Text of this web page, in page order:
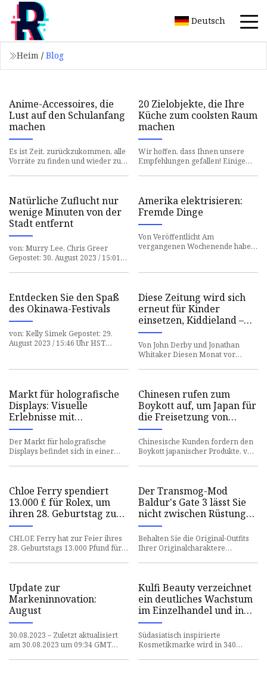
Deutsch
Heim / Blog
Anime-Accessoires, die
Lust auf den Schulanfang
machen
Es ist Zeit, zurückzukommen, alle
Vorräte zu finden und wieder zur
20 Zielobjekte, die Ihre
Küche zum coolsten Raum
machen
Wir hoffen, dass Ihnen unsere
Empfehlungen gefallen! Einige
Natürliche Zuflucht nur
wenige Minuten von der
Stadt entfernt
von: Murry Lee, Chris Greer
Gepostet: 30. August 2023 / 15:01
Amerika elektrisieren:
Fremde Dinge
Von Veröffentlicht Am
vergangenen Wochenende haben
York,
Entdecken Sie den Spaß
des Okinawa-Festivals
von: Kelly Simek Gepostet: 29.
August 2023 / 15:46 Uhr HST
Diese Zeitung wird sich
erneut für Kinder
einsetzen, Kiddieland –
Merced County Times
Von John Derby und Jonathan
Whitaker Diesen Monat vor
Markt für holografische
Displays: Visuelle
Erlebnisse mit
Technologie verändern
Der Markt für holografische
Displays befindet sich in einer
Chinesen rufen zum
Boykott auf, um Japan für
die Freisetzung von
nuklearem Wasser aus
Fukushima zu bestrafen
Chinesische Kunden fordern den
Boykott japanischer Produkte, von
Chloe Ferry spendiert
13.000 £ für Rolex, um
ihren 28. Geburtstag zu
feiern
CHLOE Ferry hat zur Feier ihres
28. Geburtstags 13.000 Pfund für
Der Transmog-Mod
Baldur's Gate 3 lässt Sie
nicht zwischen Rüstung
und Tropf wählen
Behalten Sie die Original-Outfits
Ihrer Originalcharaktere
Update zur
Markeninnovation:
August
30.08.2023 – Zuletzt aktualisiert
am 30.08.2023 um 09:34 GMT
Kulfi Beauty verzeichnet
ein deutliches Wachstum
im Einzelhandel und in
den Kategorien
Südasiatisch inspirierte
Kosmetikmarke wird in 340